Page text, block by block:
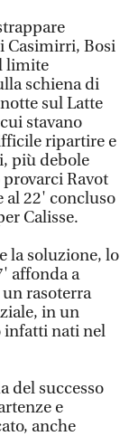
Casimirri, Bosi
limite
schiena di
sul Latte
stavano
ripartire e
più debole
Ravot
al 22' concluso
Calisse.
la soluzione, lo
affonda a
rasoterra
in un
infatti nati nel
del successo
e
anche